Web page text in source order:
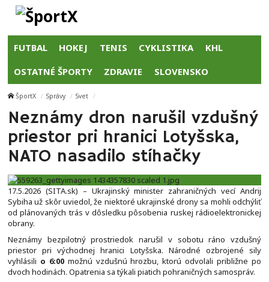
FUTBAL HOKEJ TENIS CYKLISTIKA KHL
OSTATNÉ ŠPORTY ZDRAVIE SLOVENSKO
ŠportX Správy Svet
Neznámy dron narušil vzdušný
priestor pri hranici Lotyšska,
NATO nasadilo stíhačky
17.5.2026 (SITA.sk) – Ukrajinský minister zahraničných vecí Andrij
Sybiha už skôr uviedol, že niektoré ukrajinské drony sa mohli odchýliť
od plánovaných trás v dôsledku pôsobenia ruskej rádioelektronickej
obrany.
Neznámy bezpilotný prostriedok narušil v sobotu ráno vzdušný
priestor pri východnej hranici Lotyšska. Národné ozbrojené sily
vyhlásili o 6:00možnú vzdušnú hrozbu, ktorú odvolali približne po
dvoch hodinách. Opatrenia sa týkali piatich pohraničných samospráv.